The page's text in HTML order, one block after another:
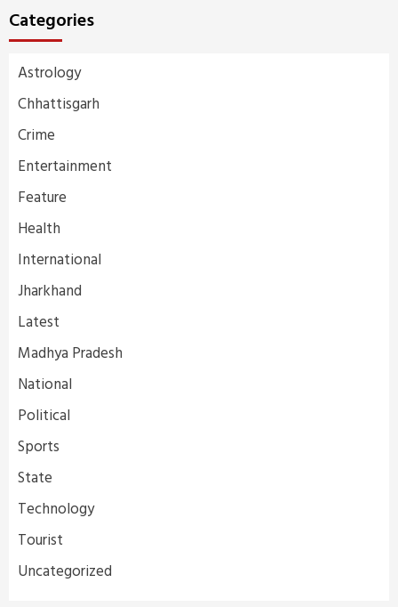
Categories
Astrology
Chhattisgarh
Crime
Entertainment
Feature
Health
International
Jharkhand
Latest
Madhya Pradesh
National
Political
Sports
State
Technology
Tourist
Uncategorized